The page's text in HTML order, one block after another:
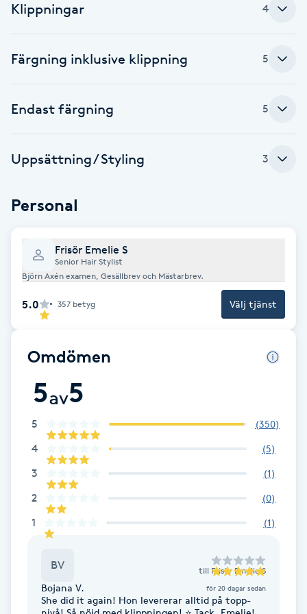
Balayage
Bambumassage
Blowout
Brynformning
Brynplockning
Bröllopsuppsättning
Celluliter
Coachning
Klippningar 4
Färgning inklusive klippning 5
Endast färgning 5
Uppsättning / Styling 3
Personal
Frisör Emelie S
Senior Hair Stylist
Björn Axén examen, Gesällbrev och Mästarbrev.
5.0 357 betyg Välj tjänst
Omdömen
5av5
5 (350)
4 (5)
3 (1)
2 (0)
1 (1)
BV till Frisör Emelie S
Bojana V. för 20 dagar sedan
She did it again! Hon levererar alltid på topp-